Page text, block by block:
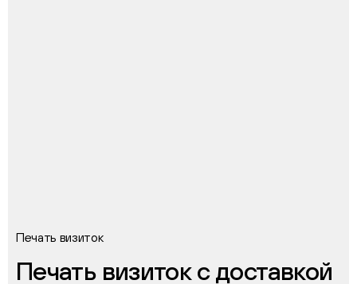
Печать визиток
Печать визиток с доставкой